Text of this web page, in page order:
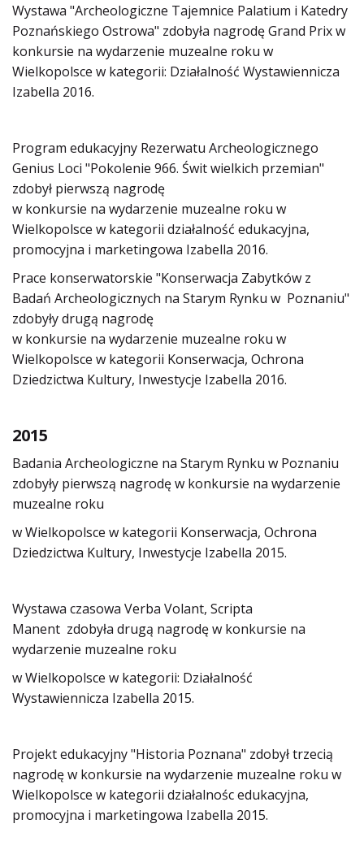
Wystawa "Archeologiczne Tajemnice Palatium i Katedry
Poznańskiego Ostrowa" zdobyła nagrodę Grand Prix w
konkursie na wydarzenie muzealne roku w
Wielkopolsce w kategorii: Działalność Wystawiennicza
Izabella 2016.
Program edukacyjny Rezerwatu Archeologicznego
Genius Loci "Pokolenie 966. Świt wielkich przemian"
zdobył pierwszą nagrodę
w konkursie na wydarzenie muzealne roku w
Wielkopolsce w kategorii działalność edukacyjna,
promocyjna i marketingowa Izabella 2016.
Prace konserwatorskie "Konserwacja Zabytków z
Badań Archeologicznych na Starym Rynku w Poznaniu"
zdobyły drugą nagrodę
w konkursie na wydarzenie muzealne roku w
Wielkopolsce w kategorii Konserwacja, Ochrona
Dziedzictwa Kultury, Inwestycje Izabella 2016.
2015
Badania Archeologiczne na Starym Rynku w Poznaniu
zdobyły pierwszą nagrodę w konkursie na wydarzenie
muzealne roku
w Wielkopolsce w kategorii Konserwacja, Ochrona
Dziedzictwa Kultury, Inwestycje Izabella 2015.
Wystawa czasowa Verba Volant, Scripta
Manent zdobyła drugą nagrodę w konkursie na
wydarzenie muzealne roku
w Wielkopolsce w kategorii: Działalność
Wystawiennicza Izabella 2015.
Projekt edukacyjny "Historia Poznana" zdobył trzecią
nagrodę w konkursie na wydarzenie muzealne roku w
Wielkopolsce w kategorii działalnośc edukacyjna,
promocyjna i marketingowa Izabella 2015.